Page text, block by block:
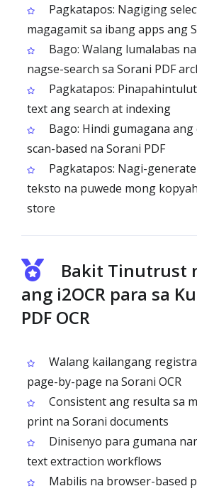
Pagkatapos: Nagiging
magagamit sa ibang apps ang
Bago: Walang lumalabas
nagse-search sa Sorani PDF
Pagkatapos:
text ang search at indexing
Bago: Hindi gumagana
scan-based na Sorani PDF
Pagkatapos: Nagi-
teksto na puwede mong
store
Bakit Tinutrust
ang i2OCR para sa
PDF OCR
Walang kailangang
page-by-page na Sorani OCR
Consistent ang resulta sa
print na Sorani documents
Dinisenyo para gumana
text extraction workflows
Mabilis na browser-based